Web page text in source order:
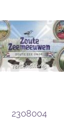
2308004